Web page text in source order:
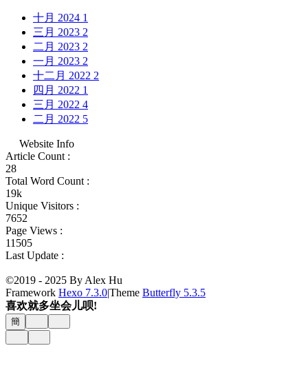
十月 2024 1
三月 2023 2
二月 2023 2
一月 2023 2
十二月 2022 2
四月 2022 1
三月 2022 4
二月 2022 5
Website Info
Article Count :
28
Total Word Count :
19k
Unique Visitors :
7652
Page Views :
11505
Last Update :
©2019 - 2025 By Alex Hu
Framework Hexo 7.3.0|Theme Butterfly 5.3.5
喜欢就多坐会儿呗!
簡